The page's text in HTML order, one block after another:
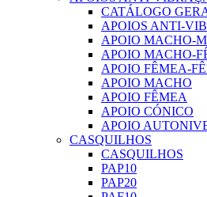
CATÁLOGO
APOIOS ANTI-
APOIO MACHO-
APOIO MACHO-
APOIO FÊMEA-
APOIO MACHO
APOIO FÊMEA
APOIO CÓNICO
APOIO
CASQUILHOS
CASQUILHOS
PAP10
PAP20